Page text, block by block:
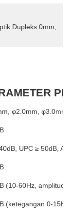
Dupleks.0mm
φ2.0mm, φ3.0mm
UPC ≥ 50dB,
(10-60Hz, amplitudo
(ketegangan 0-